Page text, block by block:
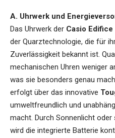
A. Uhrwerk und
Das Uhrwerk der Casio Edifice
der Quarztechnologie, die für
Zuverlässigkeit bekannt ist.
mechanischen Uhren weniger
was sie besonders genau
erfolgt über das innovative
umweltfreundlich und
macht. Durch Sonnenlicht
wird die integrierte Batterie